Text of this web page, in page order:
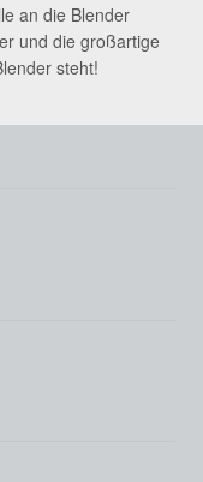
an die Blender
und die großartige
steht!